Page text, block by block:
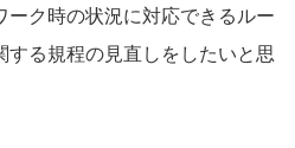
ーク時の状況に対応できるルー
する規程の見直しをしたいと思